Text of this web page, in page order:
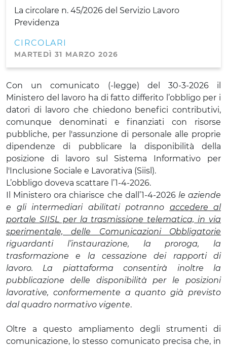
La circolare n. 45/2026 del Servizio Lavoro
Previdenza
CIRCOLARI
MARTEDÌ 31 MARZO 2026
Con un comunicato (-legge) del 30-3-2026 il
Ministero del lavoro ha di fatto differito l’obbligo per i
datori di lavoro che chiedono benefici contributivi,
comunque denominati e finanziati con risorse
pubbliche, per l'assunzione di personale alle proprie
dipendenze di pubblicare la disponibilità della
posizione di lavoro sul Sistema Informativo per
l'Inclusione Sociale e Lavorativa (Siisl).
L’obbligo doveva scattare l’1-4-2026.
Il Ministero ora chiarisce che dall’1-4-2026 le aziende
e gli intermediari abilitati potranno accedere al
portale SIISL per la trasmissione telematica, in via
sperimentale, delle Comunicazioni Obbligatorie
riguardanti l’instaurazione, la proroga, la
trasformazione e la cessazione dei rapporti di
lavoro. La piattaforma consentirà inoltre la
pubblicazione delle disponibilità per le posizioni
lavorative, conformemente a quanto già previsto
dal quadro normativo vigente.
Oltre a questo ampliamento degli strumenti di
comunicazione, lo stesso comunicato precisa che, in